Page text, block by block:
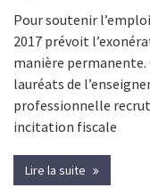
Pour soutenir
2017 prévoit
manière
lauréats de
professionnelle
incitation fiscale
Lire la suite